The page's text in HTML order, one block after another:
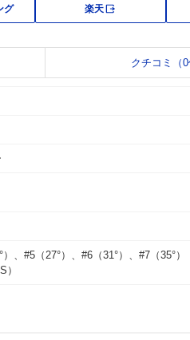
グ 楽天
クチコミ（0
、#5（27°）、#6（31°）、#7（35°）